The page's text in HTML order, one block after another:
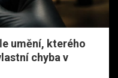
umění, kterého
chyba v